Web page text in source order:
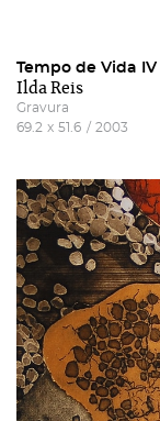
Tempo de Vida IV
Ilda Reis
Gravura
69.2 x 51.6 / 2003